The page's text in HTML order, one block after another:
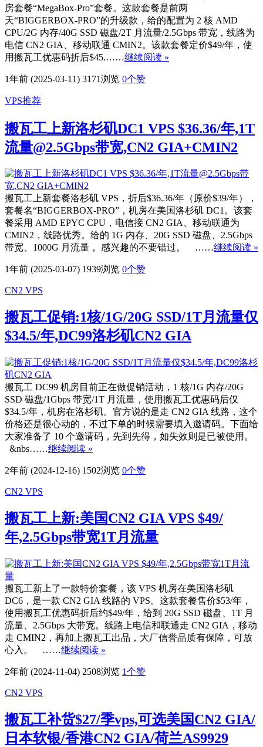
房套餐“MegaBox-Pro”套餐。这款套餐是前两
天“BIGGERBOX-PRO”的升级款，给的配置为 2 核 AMD
CPU/2G 内存/40G SSD 磁盘/2T 月流量/2.5Gbps 带宽，线路为
电信 CN2 GIA、移动联通 CMIN2。该款套餐定价$49/年，使
用搬瓦工优惠码折后$45.……继续阅读 »
1年前 (2025-03-11) 3171浏览 0个赞
VPS推荐
搬瓦工上新洛杉矶DC1 VPS $36.36/年,1T
流量@2.5Gbps带宽,CN2 GIA+CMIN2
搬瓦工上新套餐洛杉矶 VPS，折后$36.36/年（原价$39/年），
套餐名“BIGGERBOX-PRO”，机房在美国洛杉矶 DC1。该套
餐采用 AMD EPYC CPU，电信接 CN2 GIA、移动联通为
CMIN2，线路优秀。给的 1G 内存、20G SSD 磁盘、2.5Gbps
带宽、1000G 月流量， 感兴趣的不要错过。 ……继续阅读 »
1年前 (2025-03-07) 1939浏览 0个赞
CN2 VPS
搬瓦工促销:1核/1G/20G SSD/1T月流量仅
$34.5/年,DC99洛杉矶CN2 GIA
搬瓦工 DC99 机房目前正在做促销活动，1 核/1G 内存/20G
SSD 磁盘/1Gbps 带宽/1T 月流量，使用搬瓦工优惠码后仅
$34.5/年，机房在洛杉矶。官方说的是走 CN2 GIA 线路，这个
价格还是很心动的，不过下单的时候需要填入邀请码。下面给
大家准备了 10 个邀请码，先到先得，如失效则是已被使用。
&nbs……继续阅读 »
2年前 (2024-12-16) 1502浏览 0个赞
CN2 VPS
搬瓦工上新:美国CN2 GIA VPS $49/
年,2.5Gbps带宽1T月流量
搬瓦工新上了一款特价套餐，该 VPS 机房在美国洛杉矶
DC6，是一款 CN2 GIA 线路的 VPS。这款套餐售价$53/年，
使用搬瓦工优惠码折后约$49/年，给到 20G SSD 磁盘、1T 月
流量、2.5Gbps 大带宽。线路上电信和联通走 CN2 GIA，移动
走 CMIN2，再加上搬瓦工出品，大厂信誉品质有保障，可放
心入。 ……继续阅读 »
2年前 (2024-11-04) 2508浏览 1个赞
CN2 VPS
搬瓦工补货$27/季vps,可选美国CN2 GIA/
日本软银/香港CN2 GIA/荷兰AS9929